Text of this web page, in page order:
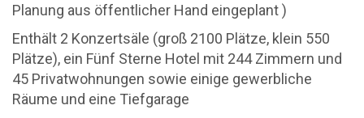
Planung aus öffentlicher Hand eingeplant )
Enthält 2 Konzertsäle (groß 2100 Plätze, klein 550
Plätze), ein Fünf Sterne Hotel mit 244 Zimmern und
45 Privatwohnungen sowie einige gewerbliche
Räume und eine Tiefgarage